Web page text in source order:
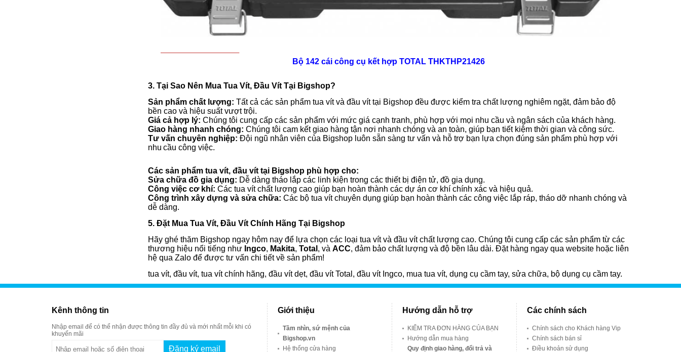
Bộ 142 cái công cụ kết hợp TOTAL THKTHP21426
3. Tại Sao Nên Mua Tua Vít, Đầu Vít Tại Bigshop?
Sản phẩm chất lượng: Tất cả các sản phẩm tua vít và đầu vít tại Bigshop đều được kiểm tra chất lượng nghiêm ngặt, đảm bảo độ
bền cao và hiệu suất vượt trội.
Giá cả hợp lý: Chúng tôi cung cấp các sản phẩm với mức giá cạnh tranh, phù hợp với mọi nhu cầu và ngân sách của khách hàng.
Giao hàng nhanh chóng: Chúng tôi cam kết giao hàng tận nơi nhanh chóng và an toàn, giúp bạn tiết kiệm thời gian và công sức.
Tư vấn chuyên nghiệp: Đội ngũ nhân viên của Bigshop luôn sẵn sàng tư vấn và hỗ trợ bạn lựa chọn đúng sản phẩm phù hợp với
nhu cầu công việc.
Các sản phẩm tua vít, đầu vít tại Bigshop phù hợp cho:
Sửa chữa đồ gia dụng: Dễ dàng tháo lắp các linh kiện trong các thiết bị điện tử, đồ gia dụng.
Công việc cơ khí: Các tua vít chất lượng cao giúp bạn hoàn thành các dự án cơ khí chính xác và hiệu quả.
Công trình xây dựng và sửa chữa: Các bộ tua vít chuyên dụng giúp bạn hoàn thành các công việc lắp ráp, tháo dỡ nhanh chóng và
dễ dàng.
5. Đặt Mua Tua Vít, Đầu Vít Chính Hãng Tại Bigshop
Hãy ghé thăm Bigshop ngay hôm nay để lựa chọn các loại tua vít và đầu vít chất lượng cao. Chúng tôi cung cấp các sản phẩm từ các
thương hiệu nổi tiếng như Ingco, Makita, Total , và ACC, đảm bảo chất lượng và độ bền lâu dài. Đặt hàng ngay qua website hoặc liên
hệ qua Zalo để được tư vấn chi tiết về sản phẩm!
tua vít, đầu vít, tua vít chính hãng, đầu vít dẹt, đầu vít Total, đầu vít Ingco, mua tua vít, dụng cụ cầm tay, sửa chữa, bộ dụng cụ cầm tay.
Kênh thông tin
Nhập email để có thể nhận được thông tin đầy đủ và mới nhất mỗi khi có
khuyến mãi
Giới thiệu
Tầm nhìn, sứ mệnh của
Bigshop.vn
Hệ thống cửa hàng
Hướng dẫn hỗ trợ
KIỂM TRA ĐƠN HÀNG CỦA BẠN
Hướng dẫn mua hàng
Quy định giao hàng, đổi trả và
Các chính sách
Chính sách cho Khách hàng Vip
Chính sách bán sỉ
Điều khoản sử dụng